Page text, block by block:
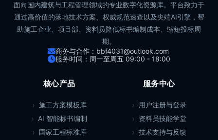
面向国内建筑与工程管理领域的专业数字化资源库。平台致力于
通过高价值的落地技术方案、权威规范速查以及尖端AI引擎，帮
助施工企业、项目部、资料员降低标书编制成本、缩短投标周
期。
商务与合作：bbf4031@outlook.com
服务时间：周一至周五 09:00 - 18:00
核心产品
施工方案模板库
AI 智能标书编制
国家工程标准库
服务中心
用户注册与登录
资料员技能学堂
技术支持与反馈